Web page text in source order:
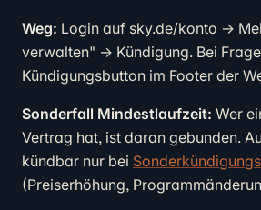
Weg: Login auf sky.de/konto →
verwalten" → Kündigung. Bei
Kündigungsbutton im Footer der
Sonderfall Mindestlaufzeit: Wer
Vertrag hat, ist daran gebunden.
kündbar nur bei
(Preiserhöhung,